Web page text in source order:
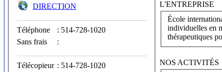
DIRECTION
Téléphone
: 514-728-1020
Sans frais
:
Télécopieur
: 514-728-1020
L'ENTREPRISE
École
individuelles en
thérapeutiques
NOS ACTIVITÉS